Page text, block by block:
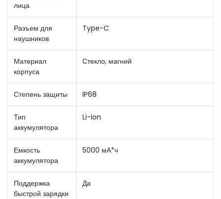
лица
Разъем для
наушников
Type-C
Материал
корпуса
Стекло, магний
Степень защиты IP68
Тип
аккумулятора
Li-Ion
Емкость
аккумулятора
5000 мА*ч
Поддержка
быстрой зарядки
Да